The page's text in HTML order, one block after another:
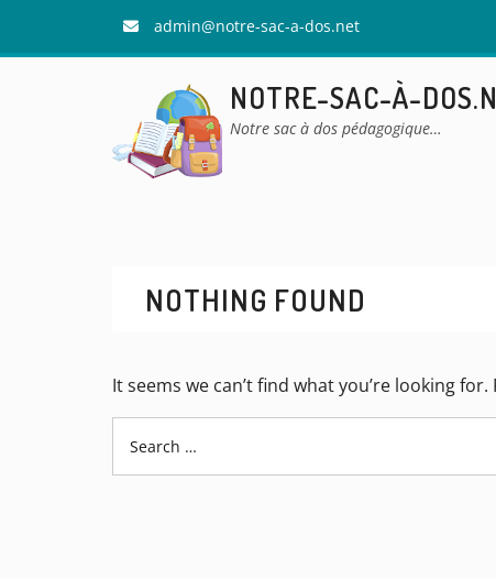
admin@notre-sac-a-dos.net
NOTRE-SAC-À-
Notre sac à dos pédagogique…
NOTHING FOUND
It seems we can’t find what you’re looking
for: